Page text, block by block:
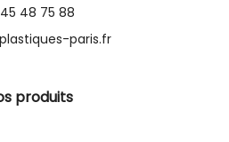
45 48 75 88
paris.fr
produits